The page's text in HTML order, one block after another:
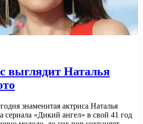
выглядит Наталья
знаменитая актриса Наталья
сериала «Дикий ангел» в свой 41 год